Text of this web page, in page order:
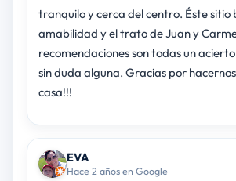
tranquilo y cerca del centro. Éste sitio
amabilidad y el trato de Juan y
recomendaciones son todas un
sin duda alguna. Gracias por
casa!!!
EVA
Hace 2 años en Google